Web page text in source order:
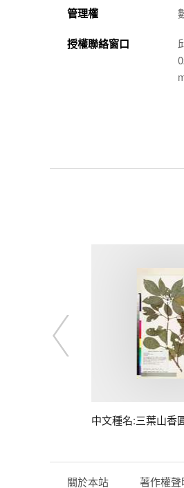
管理權
授權聯絡窗口
中文種名:三葉山香
關於本站 著作權聲